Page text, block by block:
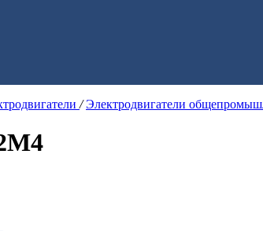
/ Электродвигатели